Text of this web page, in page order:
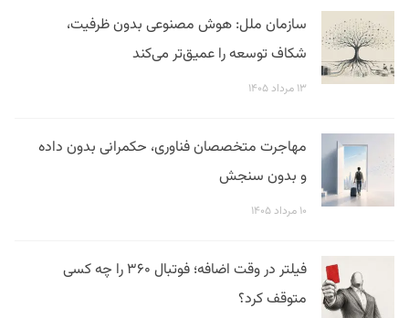
سازمان ملل: هوش مصنوعی بدون ظرفیت،
شکاف توسعه را عمیق‌تر می‌کند
۱۳ مرداد ۱۴۰۵
مهاجرت متخصصان فناوری، حکمرانی بدون داده
و بدون سنجش
۱۰ مرداد ۱۴۰۵
فیلتر در وقت اضافه؛ فوتبال ۳۶۰ را چه کسی
متوقف کرد؟